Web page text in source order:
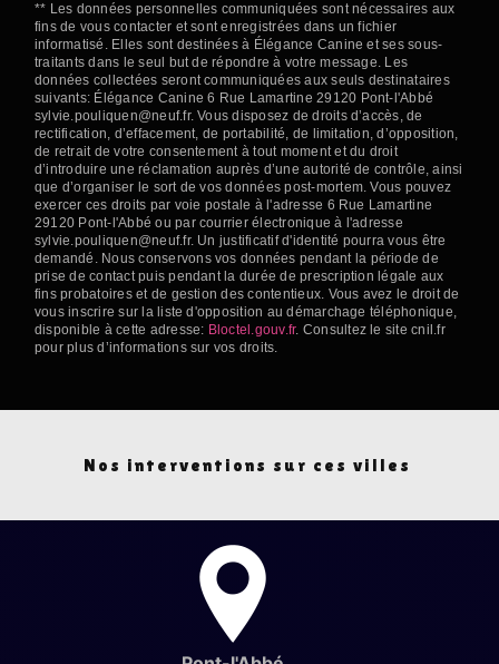
** Les données personnelles communiquées sont nécessaires aux
fins de vous contacter et sont enregistrées dans un fichier
informatisé. Elles sont destinées à Élégance Canine et ses sous-
traitants dans le seul but de répondre à votre message. Les
données collectées seront communiquées aux seuls destinataires
suivants: Élégance Canine 6 Rue Lamartine 29120 Pont-l'Abbé
sylvie.pouliquen@neuf.fr. Vous disposez de droits d’accès, de
rectification, d’effacement, de portabilité, de limitation, d’opposition,
de retrait de votre consentement à tout moment et du droit
d’introduire une réclamation auprès d’une autorité de contrôle, ainsi
que d’organiser le sort de vos données post-mortem. Vous pouvez
exercer ces droits par voie postale à l'adresse 6 Rue Lamartine
29120 Pont-l'Abbé ou par courrier électronique à l'adresse
sylvie.pouliquen@neuf.fr. Un justificatif d'identité pourra vous être
demandé. Nous conservons vos données pendant la période de
prise de contact puis pendant la durée de prescription légale aux
fins probatoires et de gestion des contentieux. Vous avez le droit de
vous inscrire sur la liste d'opposition au démarchage téléphonique,
disponible à cette adresse: Bloctel.gouv.fr. Consultez le site cnil.fr
pour plus d’informations sur vos droits.
Nos interventions sur ces villes